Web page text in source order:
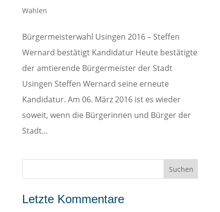
Wahlen
Bürgermeisterwahl Usingen 2016 – Steffen
Wernard bestätigt Kandidatur Heute bestätigte
der amtierende Bürgermeister der Stadt
Usingen Steffen Wernard seine erneute
Kandidatur. Am 06. März 2016 ist es wieder
soweit, wenn die Bürgerinnen und Bürger der
Stadt...
Letzte Kommentare